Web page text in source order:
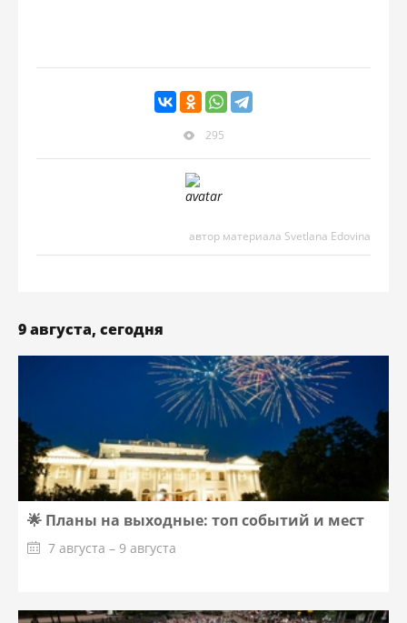
295
автор материала Svetlana Edovina
9 августа, сегодня
🌟 Планы на выходные: топ событий и мест
7 августа – 9 августа